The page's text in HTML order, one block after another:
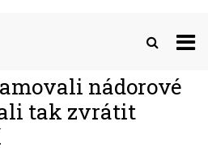
nádorové
tak zvrátit